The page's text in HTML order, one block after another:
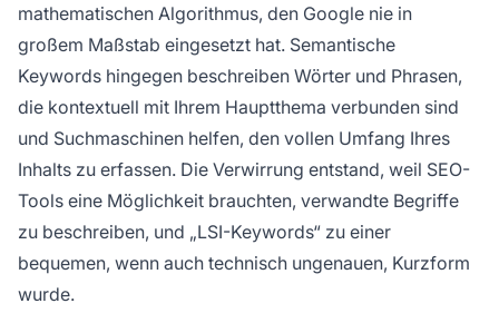
mathematischen Algorithmus, den Google nie in
großem Maßstab eingesetzt hat. Semantische
Keywords hingegen beschreiben Wörter und Phrasen,
die kontextuell mit Ihrem Hauptthema verbunden sind
und Suchmaschinen helfen, den vollen Umfang Ihres
Inhalts zu erfassen. Die Verwirrung entstand, weil SEO-
Tools eine Möglichkeit brauchten, verwandte Begriffe
zu beschreiben, und „LSI-Keywords“ zu einer
bequemen, wenn auch technisch ungenauen, Kurzform
wurde.